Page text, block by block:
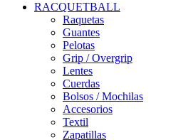
RACQUETBALL
Raquetas
Guantes
Pelotas
Grip / Overgrip
Lentes
Cuerdas
Bolsos / Mochilas
Accesorios
Textil
Zapatillas